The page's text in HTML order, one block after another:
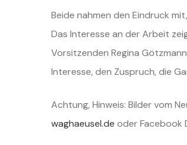
Beide nahmen den Eindruck
Das Interesse an der Arbeit
Vorsitzenden Regina
Interesse, den Zuspruch, die
Achtung, Hinweis: Bilder vom
waghaeusel.de oder Facebook